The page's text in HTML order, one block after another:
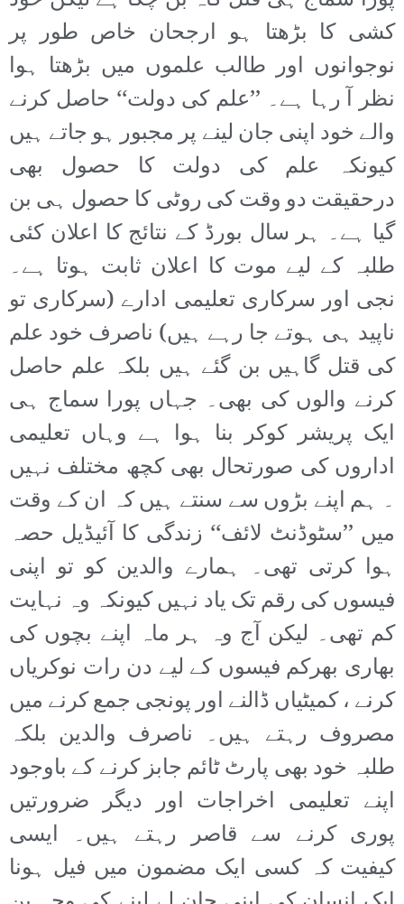
کشی کا بڑھتا ہو ارجحان خاص طور پر
نوجوانوں اور طالب علموں میں بڑھتا ہوا
نظر آ رہا ہے۔ ’’علم کی دولت‘‘ حاصل کرنے
والے خود اپنی جان لینے پر مجبور ہو جاتے ہیں
کیونکہ علم کی دولت کا حصول بھی
درحقیقت دو وقت کی روٹی کا حصول ہی بن
گیا ہے۔ ہر سال بورڈ کے نتائج کا اعلان کئی
طلبہ کے لیے موت کا اعلان ثابت ہوتا ہے۔
نجی اور سرکاری تعلیمی ادارے (سرکاری تو
ناپید ہی ہوتے جا رہے ہیں) ناصرف خود علم
کی قتل گاہیں بن گئے ہیں بلکہ علم حاصل
کرنے والوں کی بھی۔ جہاں پورا سماج ہی
ایک پریشر کوکر بنا ہوا ہے وہاں تعلیمی
اداروں کی صورتحال بھی کچھ مختلف نہیں
۔ ہم اپنے بڑوں سے سنتے ہیں کہ ان کے وقت
میں ’’سٹوڈنٹ لائف‘‘ زندگی کا آئیڈیل حصہ
ہوا کرتی تھی۔ ہمارے والدین کو تو اپنی
فیسوں کی رقم تک یاد نہیں کیونکہ وہ نہایت
کم تھی۔ لیکن آج وہ ہر ماہ اپنے بچوں کی
بھاری بھرکم فیسوں کے لیے دن رات نوکریاں
کرنے ، کمیٹیاں ڈالنے اور پونجی جمع کرنے میں
مصروف رہتے ہیں۔ ناصرف والدین بلکہ
طلبہ خود بھی پارٹ ٹائم جابز کرنے کے باوجود
اپنے تعلیمی اخراجات اور دیگر ضرورتیں
پوری کرنے سے قاصر رہتے ہیں۔ ایسی
کیفیت کہ کسی ایک مضمون میں فیل ہونا